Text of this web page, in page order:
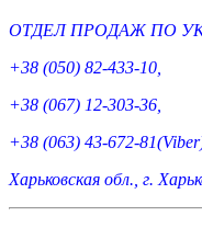
ОТДЕЛ ПРОДАЖ ПО
+38 (050) 82-433-10,
+38 (067) 12-303-36,
+38 (063) 43-672-
Харьковская обл., г.